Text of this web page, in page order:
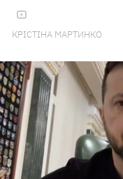
КРІСТІНА МАРТИНКО